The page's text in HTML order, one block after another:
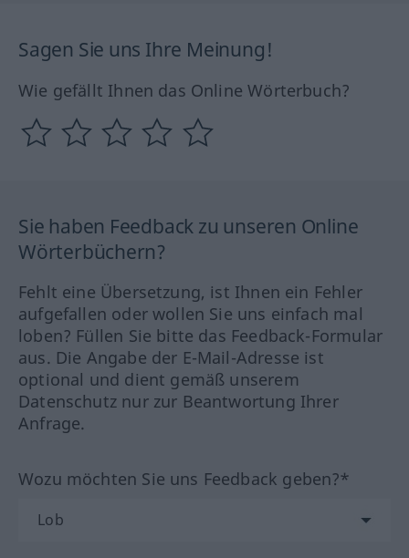
Sagen Sie uns Ihre Meinung!
Wie gefällt Ihnen das Online Wörterbuch?
Sie haben Feedback zu unseren Online
Wörterbüchern?
Fehlt eine Übersetzung, ist Ihnen ein Fehler
aufgefallen oder wollen Sie uns einfach mal
loben? Füllen Sie bitte das Feedback-Formular
aus. Die Angabe der E-Mail-Adresse ist
optional und dient gemäß unserem
Datenschutz nur zur Beantwortung Ihrer
Anfrage.
Wozu möchten Sie uns Feedback geben?*